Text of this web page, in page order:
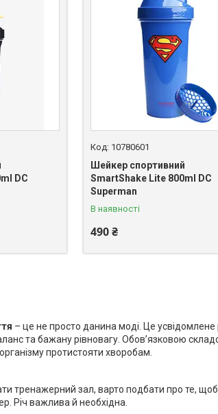
DC
10780601
Шейкер спортивний
SmartShake Lite 800ml DC
Superman
В наявності
490 ₴
– це не просто данина моді. Це
та бажану рівновагу. Обов’язковою
протистояти хворобам.
тренажерний зал, варто подбати про те,
Річ важлива й необхідна.